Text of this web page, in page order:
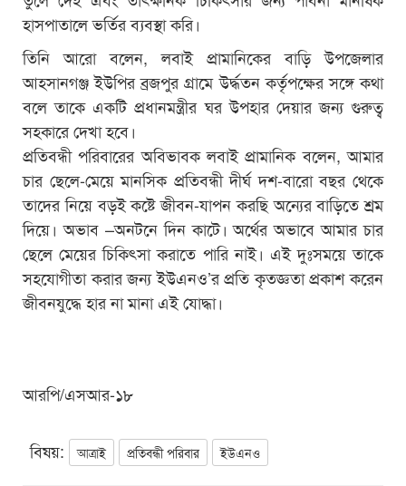
হাসপাতালে ভর্তির ব্যবস্থা করি।
তিনি আরো বলেন, লবাই প্রামানিকের বাড়ি উপজেলার
আহসানগঞ্জ ইউপির ব্রজপুর গ্রামে উর্দ্ধতন কর্তৃপক্ষের সঙ্গে কথা
বলে তাকে একটি প্রধানমন্ত্রীর ঘর উপহার দেয়ার জন্য গুরুত্ব
সহকারে দেখা হবে।
প্রতিবন্ধী পরিবারের অবিভাবক লবাই প্রামানিক বলেন, আমার
চার ছেলে-মেয়ে মানসিক প্রতিবন্ধী দীর্ঘ দশ-বারো বছর থেকে
তাদের নিয়ে বড়ই কষ্টে জীবন-যাপন করছি অন্যের বাড়িতে শ্রম
দিয়ে। অভাব –অনটনে দিন কাটে। অর্থের অভাবে আমার চার
ছেলে মেয়ের চিকিৎসা করাতে পারি নাই। এই দুঃসময়ে তাকে
সহযোগীতা করার জন্য ইউএনও’র প্রতি কৃতজ্ঞতা প্রকাশ করেন
জীবনযুদ্ধে হার না মানা এই যোদ্ধা।
আরপি/এসআর-১৮
বিষয়: আত্রাই প্রতিবন্ধী পরিবার ইউএনও